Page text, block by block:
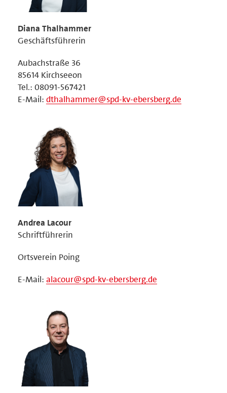
Diana Thalhammer
Geschäftsführerin
Aubachstraße 36
85614 Kirchseeon
Tel.: 08091-567421
E-Mail: dthalhammer@spd-kv-ebersberg.de
Andrea Lacour
Schriftführerin
Ortsverein Poing
E-Mail: alacour@spd-kv-ebersberg.de